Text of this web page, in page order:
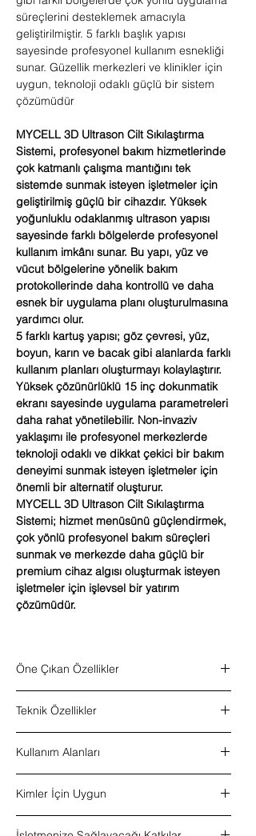
süreçlerini desteklemek amacıyla
geliştirilmiştir. 5 farklı başlık yapısı
sayesinde profesyonel kullanım esnekliği
sunar. Güzellik merkezleri ve klinikler için
uygun, teknoloji odaklı güçlü bir sistem
çözümüdür
MYCELL 3D Ultrason Cilt Sıkılaştırma
Sistemi, profesyonel bakım hizmetlerinde
çok katmanlı çalışma mantığını tek
sistemde sunmak isteyen işletmeler için
geliştirilmiş güçlü bir cihazdır. Yüksek
yoğunluklu odaklanmış ultrason yapısı
sayesinde farklı bölgelerde profesyonel
kullanım imkânı sunar. Bu yapı, yüz ve
vücut bölgelerine yönelik bakım
protokollerinde daha kontrollü ve daha
esnek bir uygulama planı oluşturulmasına
yardımcı olur.
5 farklı kartuş yapısı; göz çevresi, yüz,
boyun, karın ve bacak gibi alanlarda farklı
kullanım planları oluşturmayı kolaylaştırır.
Yüksek çözünürlüklü 15 inç dokunmatik
ekranı sayesinde uygulama parametreleri
daha rahat yönetilebilir. Non-invaziv
yaklaşımı ile profesyonel merkezlerde
teknoloji odaklı ve dikkat çekici bir bakım
deneyimi sunmak isteyen işletmeler için
önemli bir alternatif oluşturur.
MYCELL 3D Ultrason Cilt Sıkılaştırma
Sistemi; hizmet menüsünü güçlendirmek,
çok yönlü profesyonel bakım süreçleri
sunmak ve merkezde daha güçlü bir
premium cihaz algısı oluşturmak isteyen
işletmeler için işlevsel bir yatırım
çözümüdür.
Öne Çıkan Özellikler
Göz çevresi, yüz, boyun, karın ve bacak
ekran
Çoklu dil seçeneği
Hedef odaklı profesyonel kullanım
yaklaşımı
Non-invaziv uygulama yapısı
Teknik Özellikler
sistemi
Teknoloji:
ultrason (HIFU teknolojisi)
Başlık:5 farklı başlık boyutu
Ekran:15 inç Ultra HD dokunmatik ekran
Kullanım Alanları
süreçleri
Kimler İçin Uygun